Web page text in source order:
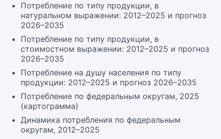
Потребление по типу продукции, в
натуральном выражении: 2012–2025 и прогноз
2026–2035
Потребление по типу продукции, в
стоимостном выражении: 2012–2025 и прогноз
2026–2035
Потребление на душу населения по типу
продукции: 2012–2025 и прогноз 2026–2035
Потребление по федеральным округам, 2025
(картограмма)
Динамика потребления по федеральным
округам, 2012–2025